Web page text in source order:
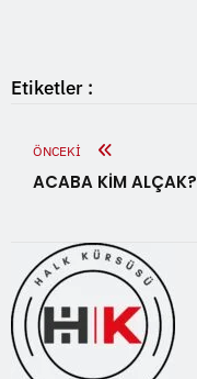
Etiketler :
ÖNCEKI
ACABA KİM ALÇAK?